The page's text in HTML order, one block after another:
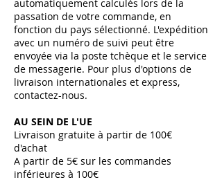
automatiquement calculés lors de la
passation de votre commande, en
fonction du pays sélectionné. L'expédition
avec un numéro de suivi peut être
envoyée via la poste tchèque et le service
de messagerie. Pour plus d'options de
livraison internationales et express,
contactez-nous.
AU SEIN DE L'UE
Livraison gratuite à partir de 100€
d'achat
A partir de 5€ sur les commandes
inférieures à 100€